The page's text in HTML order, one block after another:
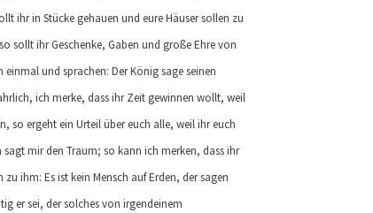
ihr in Stücke gehauen und eure Häuser sollen zu
sollt ihr Geschenke, Gaben und große Ehre von
und sprachen: Der König sage seinen
ich merke, dass ihr Zeit gewinnen wollt, weil
so ergeht ein Urteil über euch alle, weil ihr euch
mir den Traum; so kann ich merken, dass ihr
ihm: Es ist kein Mensch auf Erden, der sagen
er sei, der solches von irgendeinem